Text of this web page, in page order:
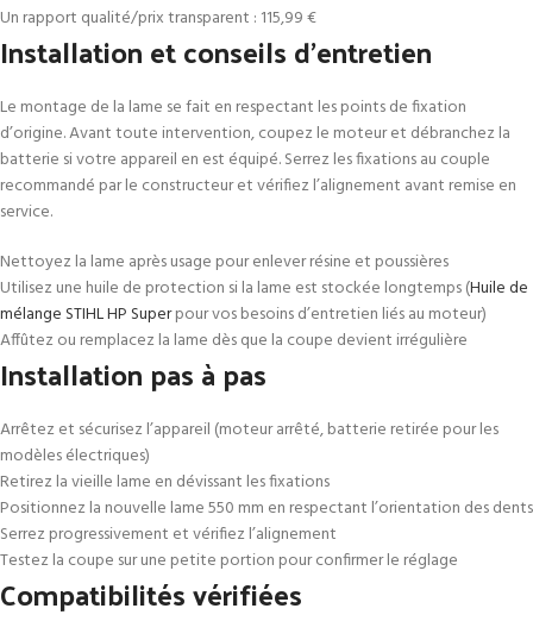
Un rapport qualité/prix transparent : 115,99 €
Installation et conseils d’entretien
Le montage de la lame se fait en respectant les points de fixation
d’origine. Avant toute intervention, coupez le moteur et débranchez la
batterie si votre appareil en est équipé. Serrez les fixations au couple
recommandé par le constructeur et vérifiez l’alignement avant remise en
service.
Nettoyez la lame après usage pour enlever résine et poussières
Utilisez une huile de protection si la lame est stockée longtemps (Huile de
mélange STIHL HP Superpour vos besoins d’entretien liés au moteur)
Affûtez ou remplacez la lame dès que la coupe devient irrégulière
Installation pas à pas
Arrêtez et sécurisez l’appareil (moteur arrêté, batterie retirée pour les
modèles électriques)
Retirez la vieille lame en dévissant les fixations
Positionnez la nouvelle lame 550 mm en respectant l’orientation des dents
Serrez progressivement et vérifiez l’alignement
Testez la coupe sur une petite portion pour confirmer le réglage
Compatibilités vérifiées